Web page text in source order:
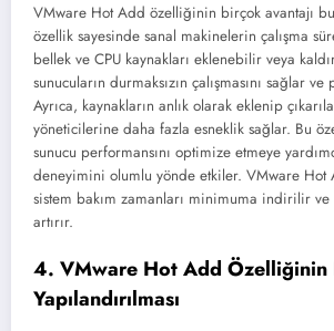
VMware Hot Add özelliğinin birçok avantajı
özellik sayesinde sanal makinelerin çalışma
bellek ve CPU kaynakları eklenebilir veya
sunucuların durmaksızın çalışmasını sağlar ve
Ayrıca, kaynakların anlık olarak eklenip
yöneticilerine daha fazla esneklik sağlar. Bu
sunucu performansını optimize etmeye
deneyimini olumlu yönde etkiler. VMware Hot
sistem bakım zamanları minimuma indirilir
artırır.
4. VMware Hot Add Özelliğinin
Yapılandırılması